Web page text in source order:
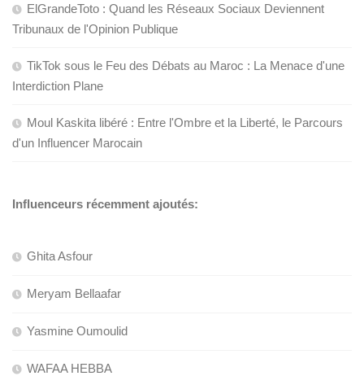
ElGrandeToto : Quand les Réseaux Sociaux Deviennent
Tribunaux de l'Opinion Publique
TikTok sous le Feu des Débats au Maroc : La Menace d'une
Interdiction Plane
Moul Kaskita libéré : Entre l'Ombre et la Liberté, le Parcours
d'un Influencer Marocain
Influenceurs récemment ajoutés:
Ghita Asfour
Meryam Bellaafar
Yasmine Oumoulid
WAFAA HEBBA